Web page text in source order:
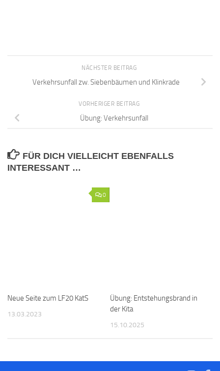
NÄCHSTER BEITRAG
Verkehrsunfall zw. Siebenbäumen und Klinkrade
VORHERIGER BEITRAG
Übung: Verkehrsunfall
FÜR DICH VIELLEICHT EBENFALLS
INTERESSANT …
0
Neue Seite zum LF20 KatS
13.03.2023
Übung: Entstehungsbrand in
der Kita
15.10.2025